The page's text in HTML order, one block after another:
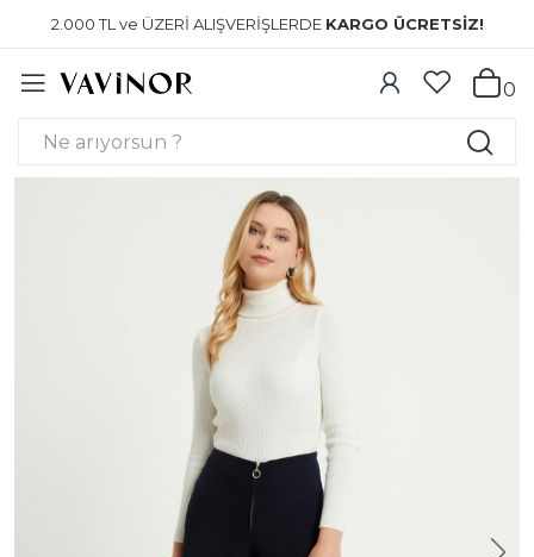
2.000 TL ve ÜZERİ ALIŞVERİŞLERDE KARGO ÜCRETSİZ!
0